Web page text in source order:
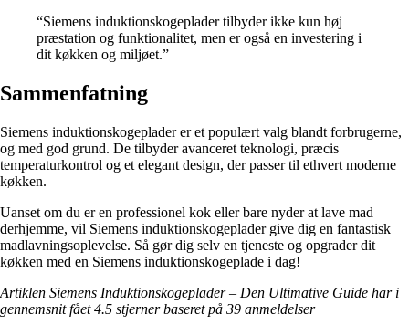
“Siemens induktionskogeplader tilbyder ikke kun høj
præstation og funktionalitet, men er også en investering i
dit køkken og miljøet.”
Sammenfatning
Siemens induktionskogeplader er et populært valg blandt forbrugerne,
og med god grund. De tilbyder avanceret teknologi, præcis
temperaturkontrol og et elegant design, der passer til ethvert moderne
køkken.
Uanset om du er en professionel kok eller bare nyder at lave mad
derhjemme, vil Siemens induktionskogeplader give dig en fantastisk
madlavningsoplevelse. Så gør dig selv en tjeneste og opgrader dit
køkken med en Siemens induktionskogeplade i dag!
Artiklen Siemens Induktionskogeplader – Den Ultimative Guide har i
gennemsnit fået4.5 stjerner baseret på 39 anmeldelser